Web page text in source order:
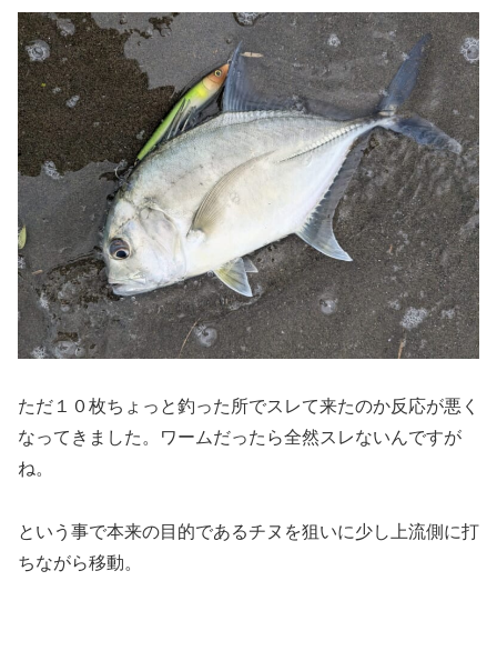
ただ１０枚ちょっと釣った所でスレて来たのか反応が悪く
なってきました。ワームだったら全然スレないんですが
ね。
という事で本来の目的であるチヌを狙いに少し上流側に打
ちながら移動。